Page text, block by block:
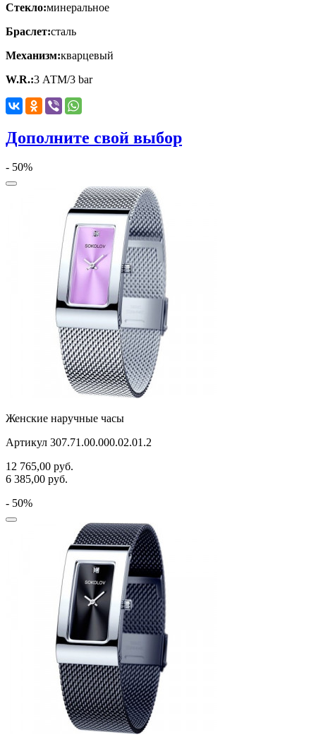
Стекло:минеральное
Браслет:сталь
Механизм:кварцевый
W.R.:3 АТМ/3 bar
Дополните свой выбор
- 50%
Женские наручные часы
Артикул 307.71.00.000.02.01.2
12 765,00 руб.
6 385,00 руб.
- 50%